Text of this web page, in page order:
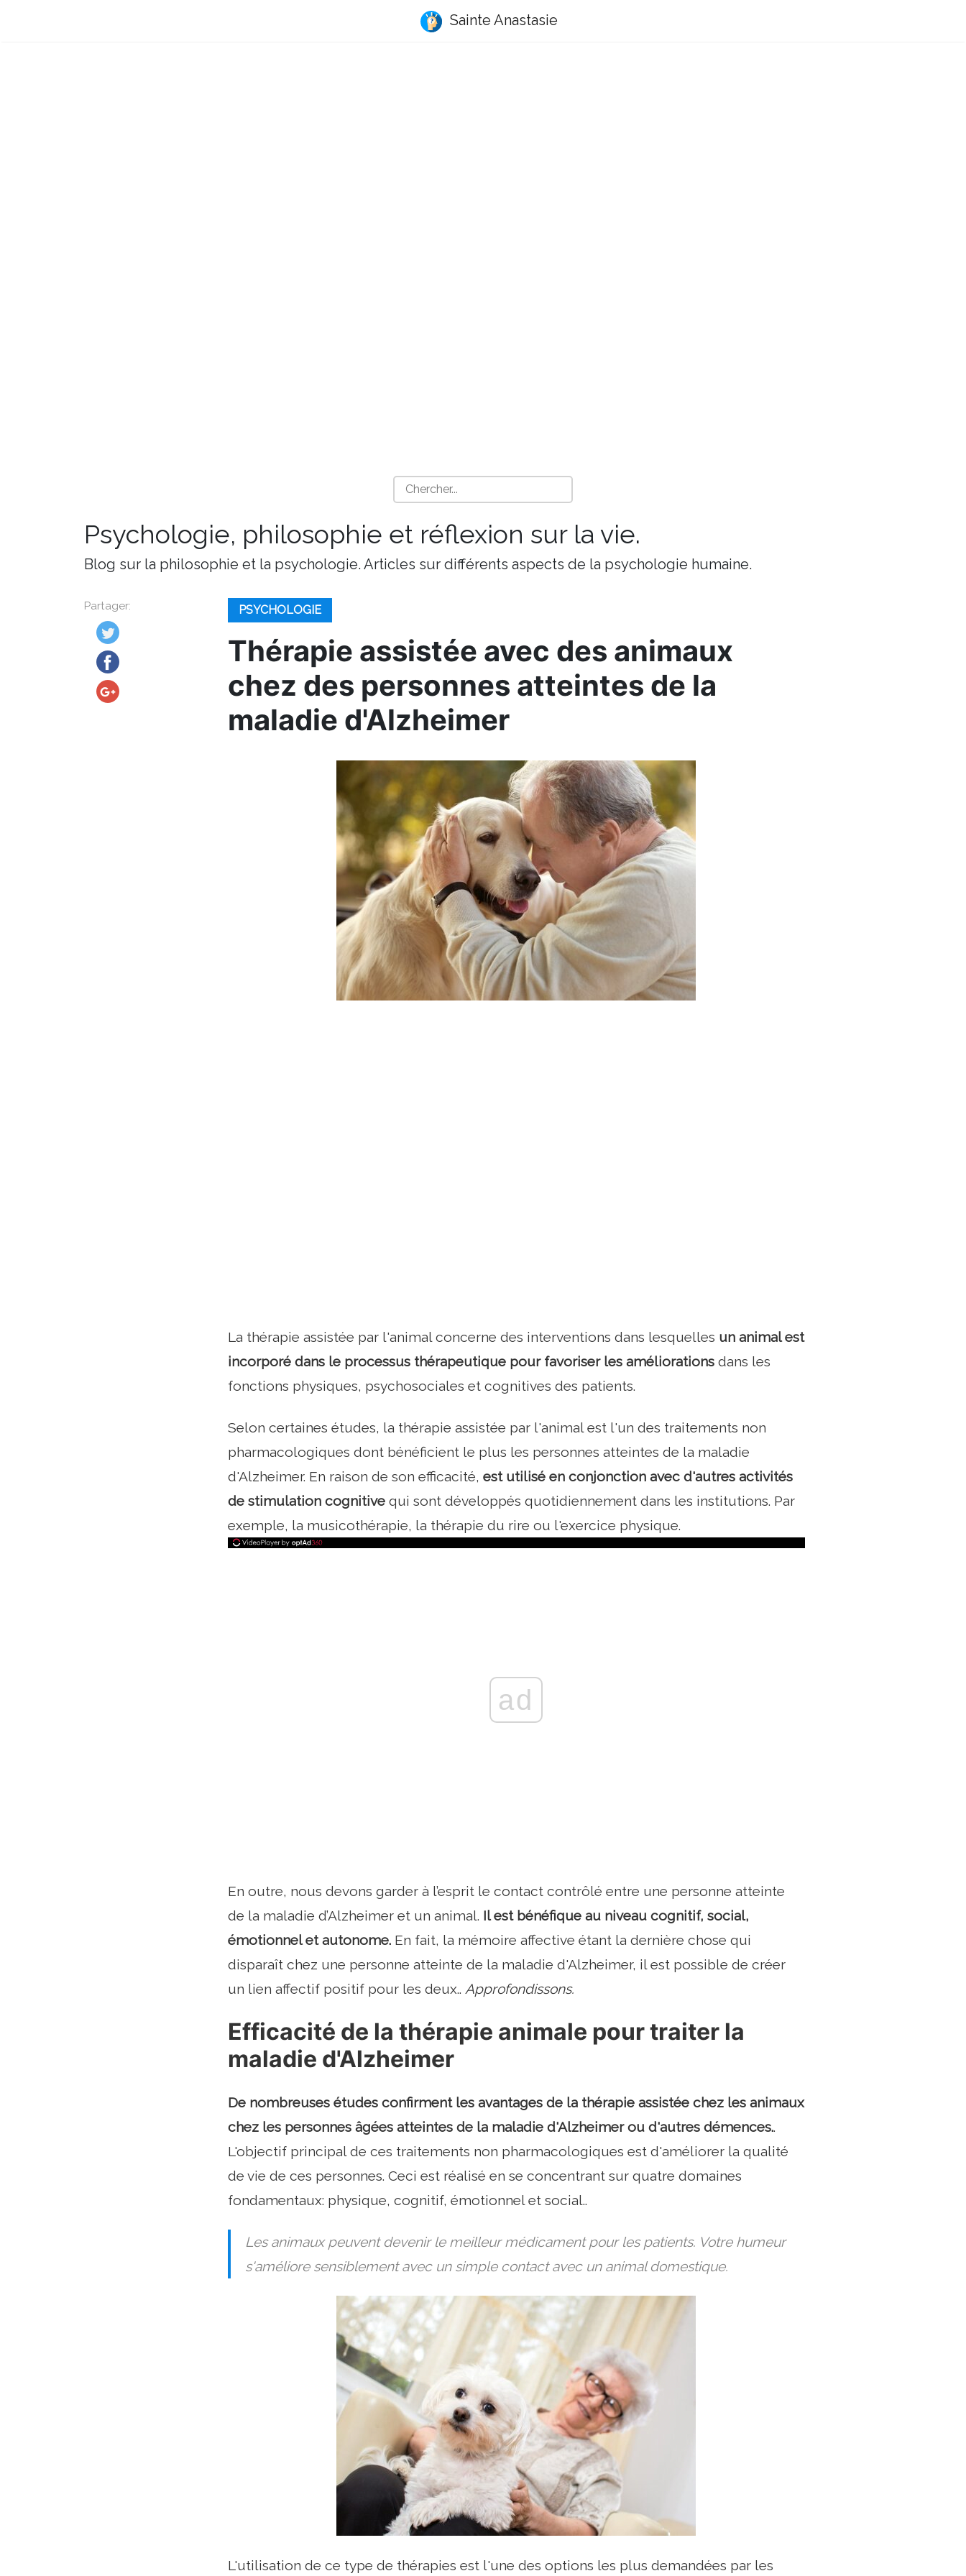
Sainte Anastasie
Psychologie, philosophie et réflexion sur la vie.
Blog sur la philosophie et la psychologie. Articles sur différents aspects de la psychologie humaine.
Partager: PSYCHOLOGIE
Thérapie assistée avec des animaux
chez des personnes atteintes de la
maladie d'Alzheimer
La thérapie assistée par l'animal concerne des interventions dans lesquelles un animal est
incorporé dans le processus thérapeutique pour favoriser les améliorations dans les
fonctions physiques, psychosociales et cognitives des patients.
Selon certaines études, la thérapie assistée par l'animal est l'un des traitements non
pharmacologiques dont bénéficient le plus les personnes atteintes de la maladie
d'Alzheimer. En raison de son efficacité, est utilisé en conjonction avec d'autres activités
de stimulation cognitive qui sont développés quotidiennement dans les institutions. Par
exemple, la musicothérapie, la thérapie du rire ou l'exercice physique.
ad
En outre, nous devons garder à l’esprit le contact contrôlé entre une personne atteinte
de la maladie d’Alzheimer et un animal. Il est bénéfique au niveau cognitif, social,
émotionnel et autonome. En fait, la mémoire affective étant la dernière chose qui
disparaît chez une personne atteinte de la maladie d'Alzheimer, il est possible de créer
un lien affectif positif pour les deux.. Approfondissons.
Efficacité de la thérapie animale pour traiter la
maladie d'Alzheimer
De nombreuses études confirment les avantages de la thérapie assistée chez les animaux
chez les personnes âgées atteintes de la maladie d'Alzheimer ou d'autres démences..
L'objectif principal de ces traitements non pharmacologiques est d'améliorer la qualité
de vie de ces personnes. Ceci est réalisé en se concentrant sur quatre domaines
fondamentaux: physique, cognitif, émotionnel et social..
Les animaux peuvent devenir le meilleur médicament pour les patients. Votre humeur
s'améliore sensiblement avec un simple contact avec un animal domestique.
L'utilisation de ce type de thérapies est l'une des options les plus demandées par les